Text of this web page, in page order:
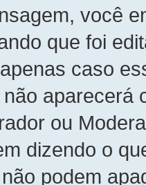
você
que foi
caso
não aparecerá
ou
dizendo o
podem